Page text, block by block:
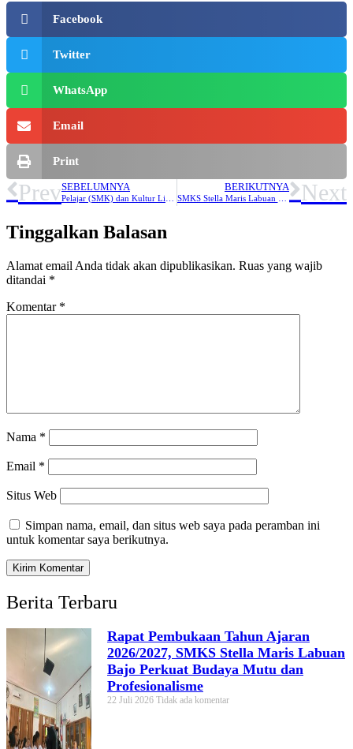
Facebook
Twitter
WhatsApp
Email
Print
PrevSEBELUMNYA BERIKUTNYA Next
Tinggalkan Balasan
Alamat email Anda tidak akan dipublikasikan. Ruas yang wajib
ditandai *
Komentar *
Nama *
Email *
Situs Web
Simpan nama, email, dan situs web saya pada peramban ini
untuk komentar saya berikutnya.
Berita Terbaru
Rapat Pembukaan Tahun Ajaran
2026/2027, SMKS Stella Maris Labuan
Bajo Perkuat Budaya Mutu dan
Profesionalisme
22 Juli 2026 Tidak ada komentar